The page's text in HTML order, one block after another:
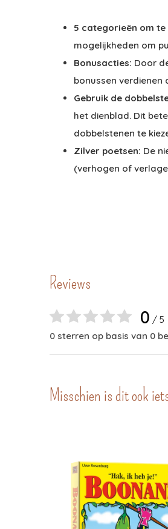
5 categorieën om te
mogelijkheden om
Bonusacties: Door
bonussen verdienen
Gebruik de
het dienblad. Dit
dobbelstenen te
Zilver poetsen: De
(verhogen of
Reviews
0 / 5
0 sterren op basis van 0
Misschien is dit ook